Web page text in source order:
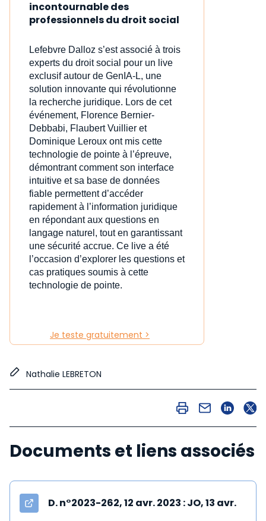
incontournable des
professionnels du droit social
Lefebvre Dalloz s’est associé à trois
experts du droit social pour un live
exclusif autour de GenIA‑L, une
solution innovante qui révolutionne
la recherche juridique. Lors de cet
événement, Florence Bernier-
Debbabi, Flaubert Vuillier et
Dominique Leroux ont mis cette
technologie de pointe à l’épreuve,
démontrant comment son interface
intuitive et sa base de données
fiable permettent d’accéder
rapidement à l’information juridique
en répondant aux questions en
langage naturel, tout en garantissant
une sécurité accrue. Ce live a été
l’occasion d’explorer les questions et
cas pratiques soumis à cette
technologie de pointe.
Je teste gratuitement >
Nathalie LEBRETON
Documents et liens associés
D. n°2023-262, 12 avr. 2023 : JO, 13 avr.